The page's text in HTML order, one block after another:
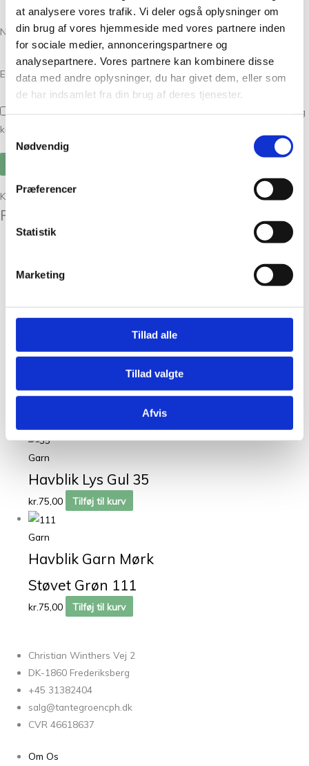
at analysere vores trafik. Vi deler også oplysninger om
din brug af vores hjemmeside med vores partnere inden
for sociale medier, annonceringspartnere og
analysepartnere. Vores partnere kan kombinere disse
data med andre oplysninger, du har givet dem, eller som
de har indsamlet fra din brug af deres tjenester.
Nødvendig
Præferencer
Statistik
Marketing
Tillad alle
Tillad valgte
Afvis
Navn*
E-mail*
Gem mit navn, mail og websted i denne browser til næste gang jeg
kommenterer.
Kunder købte også
Relaterede varer
Havblik Lys Brun 16
Garn
Bøllefrø Meleret
Mellemgrå 28
Garn
Havblik Lys Gul 35
kr.75,00 Tilføj til kurv
Garn
Havblik Garn Mørk
Støvet Grøn 111
kr.75,00 Tilføj til kurv
Christian Winthers Vej 2
DK-1860 Frederiksberg
+45 31382404
salg@tantegroencph.dk
CVR 46618637
Om Os